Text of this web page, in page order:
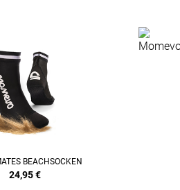
BEACHSOCKEN
24,95€